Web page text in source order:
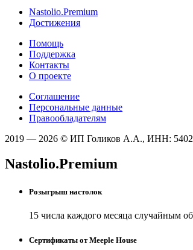
Nastolio.Premium
Достижения
Помощь
Поддержка
Контакты
О проекте
Соглашение
Персональные данные
Правообладателям
2019 — 2026 © ИП Голиков А.А., ИНН:
Nastolio.Premium
Розыгрыш настолок
15 числа каждого месяца случайным
Сертификаты от Meeple House